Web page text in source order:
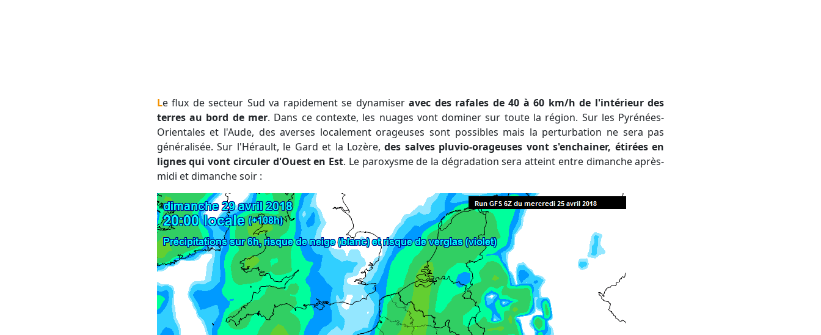
Le flux de secteur Sud va rapidement se dynamiseravec des rafales de 40 à 60 km/h de l'intérieur des
terres au bord de mer. Dans ce contexte, les nuages vont dominer sur toute la région. Sur les Pyrénées-
Orientales et l'Aude, des averses localement orageuses sont possibles mais la perturbation ne sera pas
généralisée. Sur l'Hérault, le Gard et la Lozère,des salves pluvio-orageuses vont s'enchainer, étirées en
lignes qui vont circuler d'Ouest en Est. Le paroxysme de la dégradation sera atteint entre dimanche après-
midi et dimanche soir :